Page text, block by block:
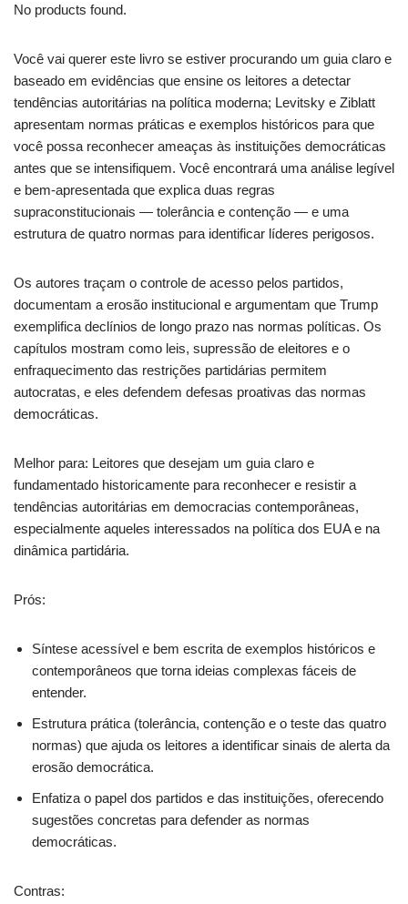
No products found.
Você vai querer este livro se estiver procurando um guia claro e
baseado em evidências que ensine os leitores a detectar
tendências autoritárias na política moderna; Levitsky e Ziblatt
apresentam normas práticas e exemplos históricos para que
você possa reconhecer ameaças às instituições democráticas
antes que se intensifiquem. Você encontrará uma análise legível
e bem-apresentada que explica duas regras
supraconstitucionais — tolerância e contenção — e uma
estrutura de quatro normas para identificar líderes perigosos.
Os autores traçam o controle de acesso pelos partidos,
documentam a erosão institucional e argumentam que Trump
exemplifica declínios de longo prazo nas normas políticas. Os
capítulos mostram como leis, supressão de eleitores e o
enfraquecimento das restrições partidárias permitem
autocratas, e eles defendem defesas proativas das normas
democráticas.
Melhor para: Leitores que desejam um guia claro e
fundamentado historicamente para reconhecer e resistir a
tendências autoritárias em democracias contemporâneas,
especialmente aqueles interessados na política dos EUA e na
dinâmica partidária.
Prós:
Síntese acessível e bem escrita de exemplos históricos e
contemporâneos que torna ideias complexas fáceis de
entender.
Estrutura prática (tolerância, contenção e o teste das quatro
normas) que ajuda os leitores a identificar sinais de alerta da
erosão democrática.
Enfatiza o papel dos partidos e das instituições, oferecendo
sugestões concretas para defender as normas
democráticas.
Contras: